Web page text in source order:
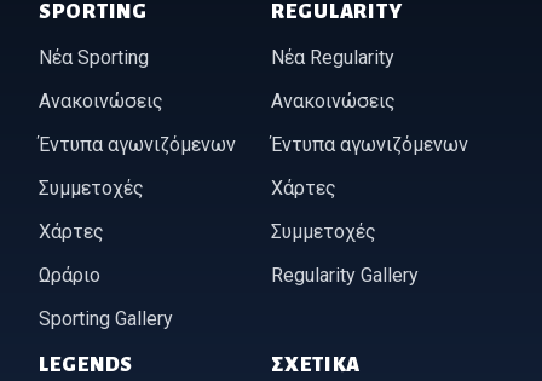
SPORTING
Νέα Sporting
Ανακοινώσεις
Έντυπα αγωνιζόμενων
Συμμετοχές
Χάρτες
Ωράριο
Sporting Gallery
REGULARITY
Νέα Regularity
Ανακοινώσεις
Έντυπα αγωνιζόμενων
Χάρτες
Συμμετοχές
Regularity Gallery
LEGENDS ΣΧΕΤΙΚΆ